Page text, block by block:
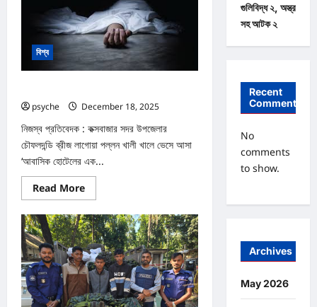
কোটি
বাঁশের
চাহিদা;
দ্রুত
কমছে
বাঁশবাগান
বিশ্ব
psyche
December 18, 2025
নিজস্ব প্রতিবেদক : কক্সবাজার সদর উপজেলার
চৌফলদন্ডি ব্রীজ লাগোয়া পল্লন খালী খালে ভেসে আসা
‘আবাসিক হোটেলের এক...
Read MoreRead
more
খালে
ভাসমান
হোটেল
কর্মচারির
মরদেহ
উদ্ধার
গুলিবিদ্ধ ২, অস্ত্র
সহ আটক ২
Recent
Comments
No
comments
to show.
Archives
May 2026